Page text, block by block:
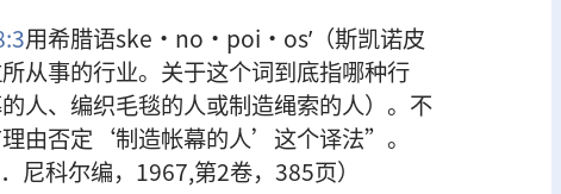
用希腊语ske·no·poi·osʹ（斯凯诺皮
从事的行业。关于这个词到底指哪种行
人、编织毛毯的人或制造绳索的人）。不
由否定‘制造帐幕的人’这个译法”。
尼科尔编，1967,第2卷，385页）